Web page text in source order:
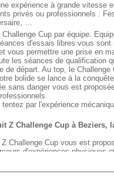
expérience à grande vitesse
privés ou professionnels :
…
Cup par équipe.
d'essais libres vous sont
vous permettre une prise en
les séances de qualification
de départ. Au top, le Challenge
bolide se lance à la
sans danger vous est
par l'expérience
Z Challenge Cup à Beziers,
Challenge Cup vous est
d'expériences physiques